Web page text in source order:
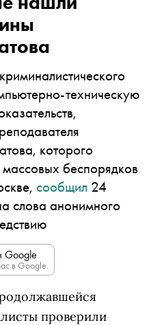
техническую
которого
беспорядков
сообщил 24
слова анонимного
Google
в Google.
проверили